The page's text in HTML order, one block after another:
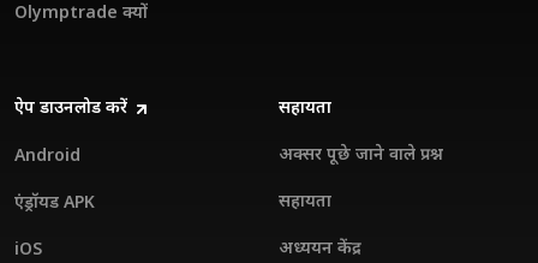
Olymptrade क्यों
ऐप डाउनलोड करें
Android
एंड्रॉयड APK
iOS
सहायता
अक्सर पूछे जाने वाले प्रश्न
सहायता
अध्ययन केंद्र